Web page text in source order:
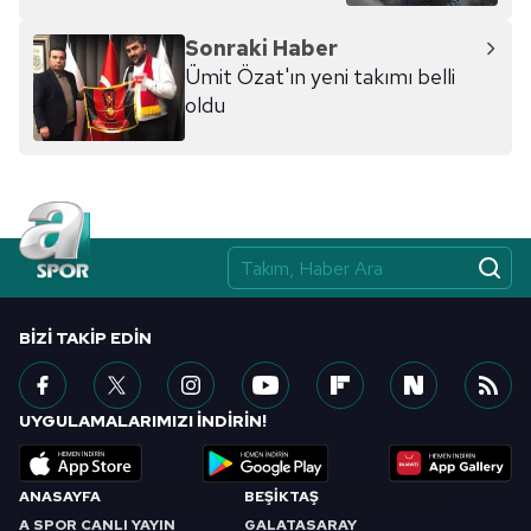
ilgili mevzuata uygun olarak kullanılan çerezlerle ilgili bilgi
almak için lütfen
tıklayınız.
Sonraki Haber
Ümit Özat'ın yeni takımı belli
oldu
ANASAYFA
A SPOR CANLI YAYIN
BEŞİKTAŞ
GALATASARAY
BIZI TAKIP EDIN
UYGULAMALARIMIZI İNDİRİN!